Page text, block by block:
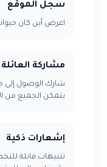
سجل الموقع
اعرض أين كان
مشاركة العائلة
شارك الوصول إلى
يتمكن الجميع من
إشعارات ذكية
تنبيهات قابلة